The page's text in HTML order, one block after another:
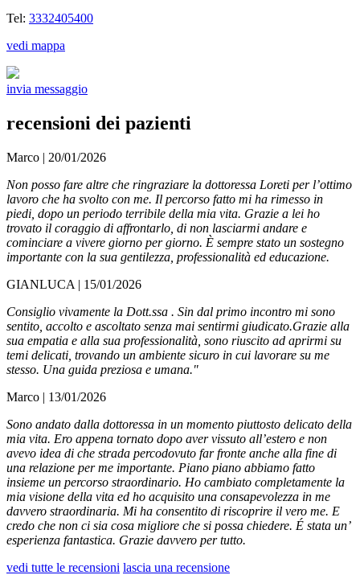
Tel: 3332405400
vedi mappa
invia messaggio
recensioni dei pazienti
Marco | 20/01/2026
Non posso fare altre che ringraziare la dottoressa Loreti per l’ottimo
lavoro che ha svolto con me. Il percorso fatto mi ha rimesso in
piedi, dopo un periodo terribile della mia vita. Grazie a lei ho
trovato il coraggio di affrontarlo, di non lasciarmi andare e
cominciare a vivere giorno per giorno. È sempre stato un sostegno
importante con la sua gentilezza, professionalità ed educazione.
GIANLUCA | 15/01/2026
Consiglio vivamente la Dott.ssa . Sin dal primo incontro mi sono
sentito, accolto e ascoltato senza mai sentirmi giudicato.Grazie alla
sua empatia e alla sua professionalità, sono riuscito ad aprirmi su
temi delicati, trovando un ambiente sicuro in cui lavorare su me
stesso. Una guida preziosa e umana."
Marco | 13/01/2026
Sono andato dalla dottoressa in un momento piuttosto delicato della
mia vita. Ero appena tornato dopo aver vissuto all’estero e non
avevo idea di che strada percodovuto far fronte anche alla fine di
una relazione per me importante. Piano piano abbiamo fatto
insieme un percorso straordinario. Ho cambiato completamente la
mia visione della vita ed ho acquisito una consapevolezza in me
davvero straordinaria. Mi ha consentito di riscoprire il vero me. E
credo che non ci sia cosa migliore che si possa chiedere. É stata un’
esperienza fantastica. Grazie davvero per tutto.
vedi tutte le recensioni lascia una recensione